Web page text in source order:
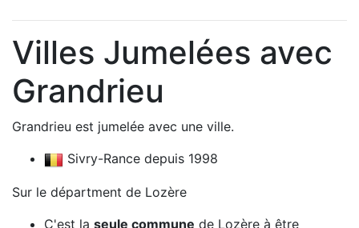
Villes Jumelées avec
Grandrieu
Grandrieu est jumelée avec une ville.
Sivry-Rance depuis 1998
Sur le départment de Lozère
C'est la seule commune de Lozère à être